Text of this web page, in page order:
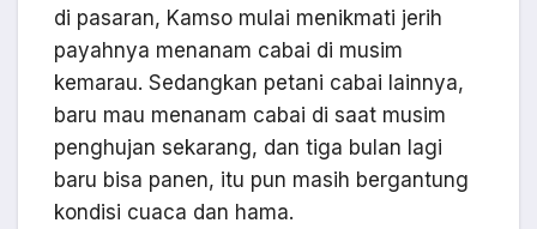
di pasaran, Kamso mulai menikmati jerih
payahnya menanam cabai di musim
kemarau. Sedangkan petani cabai lainnya,
baru mau menanam cabai di saat musim
penghujan sekarang, dan tiga bulan lagi
baru bisa panen, itu pun masih bergantung
kondisi cuaca dan hama.